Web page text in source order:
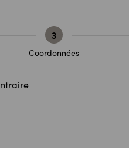
3
Coordonnées